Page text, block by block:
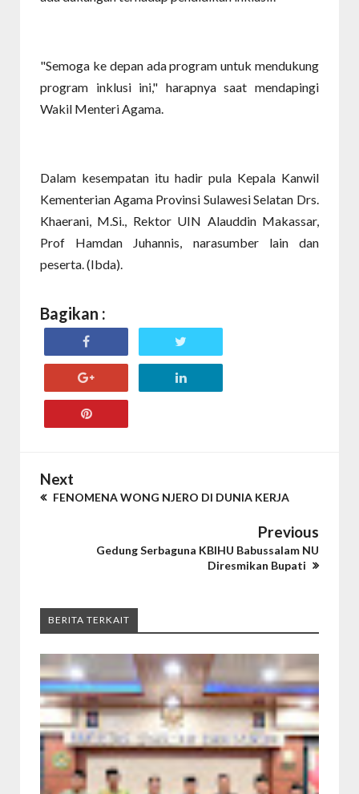
"Semoga ke depan ada program untuk mendukung
program inklusi ini," harapnya saat mendapingi
Wakil Menteri Agama.
Dalam kesempatan itu hadir pula Kepala Kanwil
Kementerian Agama Provinsi Sulawesi Selatan Drs.
Khaerani, M.Si., Rektor UIN Alauddin Makassar,
Prof Hamdan Juhannis, narasumber lain dan
peserta. (Ibda).
Bagikan :
Next
FENOMENA WONG NJERO DI DUNIA KERJA
Previous
Gedung Serbaguna KBIHU Babussalam NU
Diresmikan Bupati
BERITA TERKAIT